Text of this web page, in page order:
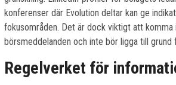
konferenser där Evolution deltar kan ge
fokusområden. Det är dock viktigt att
börsmeddelanden och inte bör ligga till
Regelverket för